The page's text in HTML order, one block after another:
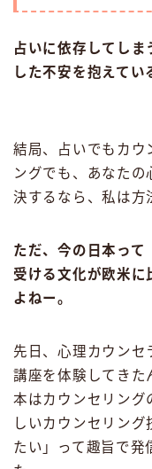
占いに依存してしま
した不安を抱えてい
結局、占いでもカウ
ングでも、あなたの
決するなら、私は方
ただ、今の日本って
受ける文化が欧米に
よねー。
先日、心理カウンセ
講座を体験してきた
本はカウンセリング
しいカウンセリン
たい」って趣旨で発